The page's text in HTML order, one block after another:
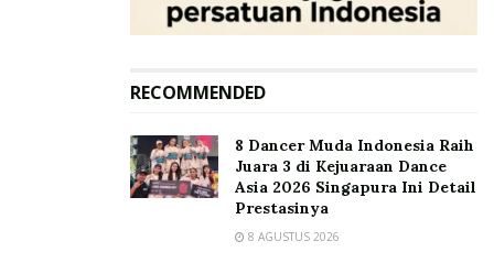
RECOMMENDED
8 Dancer Muda Indonesia Raih
Juara 3 di Kejuaraan Dance
Asia 2026 Singapura Ini Detail
Prestasinya
8 AGUSTUS 2026